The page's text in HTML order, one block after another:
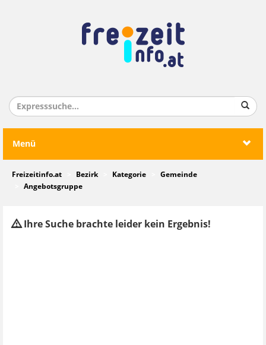
Menü
Freizeitinfo.at Bezirk Kategorie
Gemeinde
Angebotsgruppe
Ihre Suche brachte leider kein Ergebnis!